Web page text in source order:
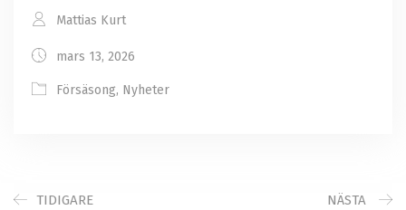
Mattias Kurt
mars 13, 2026
Försäsong, Nyheter
TIDIGARE NÄSTA